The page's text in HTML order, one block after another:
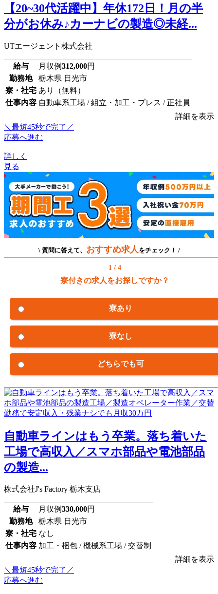
【20~30代活躍中】年休172日！月の半
分がお休み♪カーナビの製造◎未経...
UTエージェント株式会社
給与 月収例312,000円
勤務地
栃木県 日光市
寮・社宅 あり（無料）
仕事内容 自動車系工場 / 組立・加工・プレス / 正社員
詳細を表示
＼最短45秒で完了／
応募へ進む
詳しく
見る
\ 質問に答えて、 おすすめ求人 をチェック！ /
1 / 4
寮付きの求人をお探しですか？
寮あり
寮なし
どちらでも可
自動車ラインはもう卒業。落ち着いた
工場で高収入／スマホ部品や電池部品
の製造...
株式会社J's Factory 栃木支店
給与 月収例330,000円
勤務地
栃木県 日光市
寮・社宅 なし
仕事内容 加工・梱包 / 機械系工場 / 交替制
詳細を表示
＼最短45秒で完了／
応募へ進む